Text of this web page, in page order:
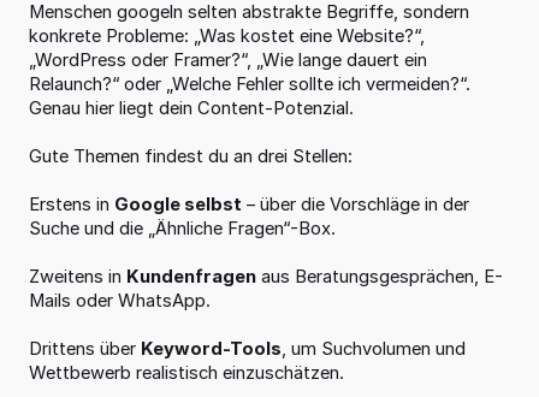
Menschen googeln selten abstrakte Begriffe, sondern
konkrete Probleme: „Was kostet eine Website?“,
„WordPress oder Framer?“, „Wie lange dauert ein
Relaunch?“ oder „Welche Fehler sollte ich vermeiden?“.
Genau hier liegt dein Content-Potenzial.
Gute Themen findest du an drei Stellen:
Erstens in Google selbst – über die Vorschläge in der
Suche und die „Ähnliche Fragen“-Box.
Zweitens in Kundenfragen aus Beratungsgesprächen, E-
Mails oder WhatsApp.
Drittens über Keyword-Tools, um Suchvolumen und
Wettbewerb realistisch einzuschätzen.